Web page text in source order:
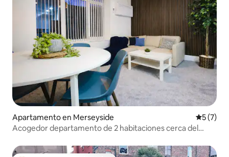
Apartamento en Merseyside
5 (7)
Acogedor departamento de 2 habitaciones cerca del